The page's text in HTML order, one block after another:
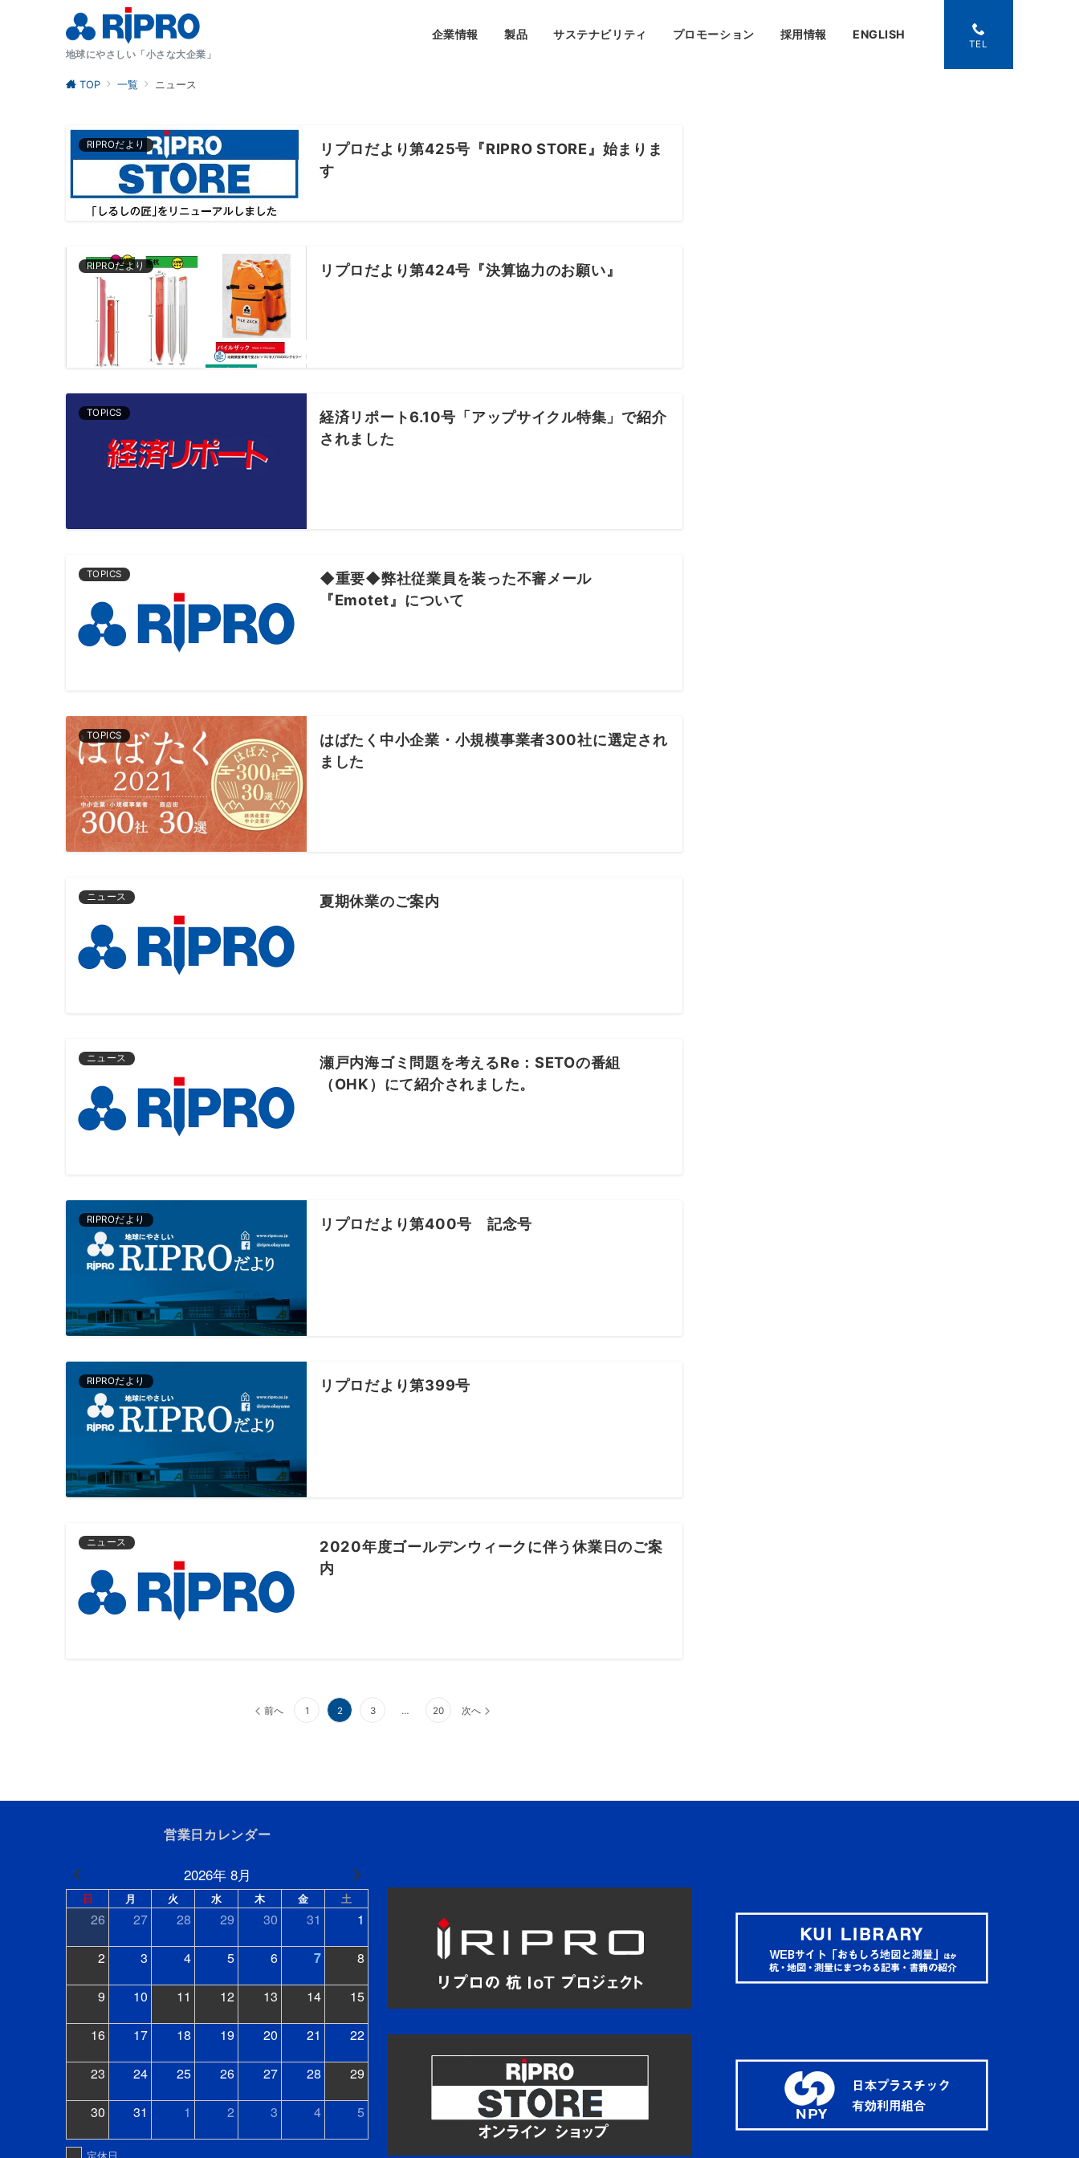
地球にやさしい「小さな大企業」
企業情報 製品 サステナビリティ プロモーション 採用情報 ENGLISH
TEL
TOP 一覧 ニュース
RIPROだより
リプロだより第425号『RIPRO STORE』始まりま
す
RIPROだより リプロだより第424号『決算協力のお願い』
TOPICS
経済リポート6.10号「アップサイクル特集」で紹介
されました
TOPICS
◆重要◆弊社従業員を装った不審メール
『Emotet』について
TOPICS
はばたく中小企業・小規模事業者300社に選定され
ました
ニュース 夏期休業のご案内
ニュース
瀬戸内海ゴミ問題を考えるRe：SETOの番組
（OHK）にて紹介されました。
RIPROだより リプロだより第400号 記念号
RIPROだより リプロだより第399号
ニュース
2020年度ゴールデンウィークに伴う休業日のご案
内
シ
前へ 1 2 3 … 20 次へ
営業日カレンダー
2026年 8月
日 月 火 水 木 金 土
26 27 28 29 30 31 1
2 3 4 5 6 7 8
9 10 11 12 13 14 15
16 17 18 19 20 21 22
23 24 25 26 27 28 29
30 31 1 2 3 4 5